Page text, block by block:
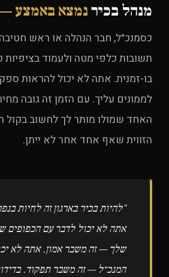
מנהל בכירנמצא באמצע
כסמנכ״ל, חבר הנהלה או ראש
תשובות כלפי מטה ולעמוד
בו-זמנית. אתה לא יכול להראות
לממונים עליך. עם הזמן זה גובה
האחד שמולו מותר לך לחשוב
הזווית שאף אחד אחר לא ייתן.
"להיות בכיר בארגון זה לחיות
אתה לא יכול לדבר עם הכפופים
שלך — זה משבר אמון. אתה לא
המנכ״ל — זה משבר תפקוד.